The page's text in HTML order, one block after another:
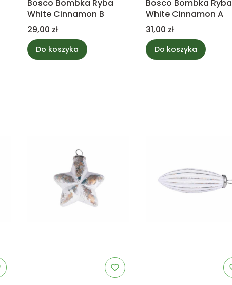
Bosco Bombka Ryba
White Cinnamon B
Cena
29,00 zł
Do koszyka
Bosco Bombka Ryba
White Cinnamon A
Cena
31,00 zł
Do koszyka